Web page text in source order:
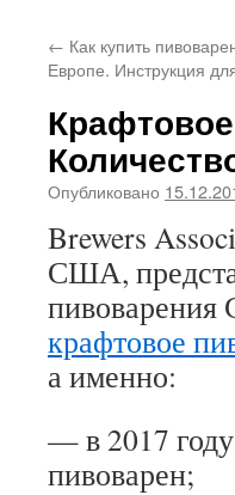
← Как купить
Европе. Инструкция
Опубликовано
Brewers
США,
крафтовое
а именно:
— в 2017
пивоварен;